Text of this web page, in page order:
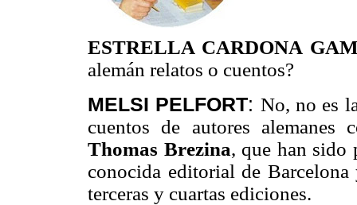
ESTRELLA CARDONA
alemán relatos o cuentos?
MELSI PELFORT: No, no es
cuentos de autores alemanes
Thomas Brezina, que han sido
conocida editorial de
terceras y cuartas ediciones.